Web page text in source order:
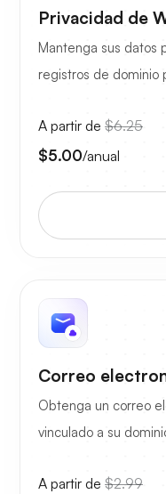
Privacidad de
Mantenga sus datos
registros de dominio
A partir de $6.25
$5.00/anual
Correo
Obtenga un correo
vinculado a su
A partir de $2.99